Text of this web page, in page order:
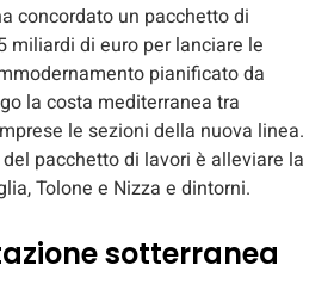
concordato un pacchetto di
miliardi di euro per lanciare le
pianificato da
la costa mediterranea tra
le sezioni della nuova linea.
pacchetto di lavori è alleviare la
Tolone e Nizza e dintorni.
sotterranea